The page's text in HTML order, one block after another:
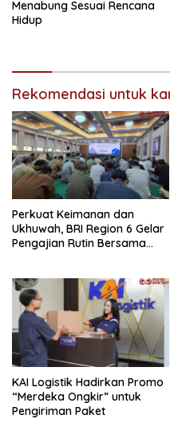
Menabung Sesuai Rencana
Hidup
Rekomendasi untuk
Perkuat Keimanan dan
Ukhuwah, BRI Region 6 Gelar
Pengajian Rutin Bersama
KAI Logistik Hadirkan Promo
“Merdeka Ongkir” untuk
Pengiriman Paket